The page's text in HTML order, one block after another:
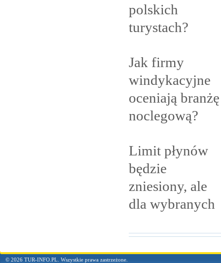
polskich
turystach?
Jak firmy
windykacyjne
oceniają branżę
noclegową?
Limit płynów
będzie
zniesiony, ale
dla wybranych
© 2026 TUR-INFO.PL. Wszystkie prawa zastrzeżone.